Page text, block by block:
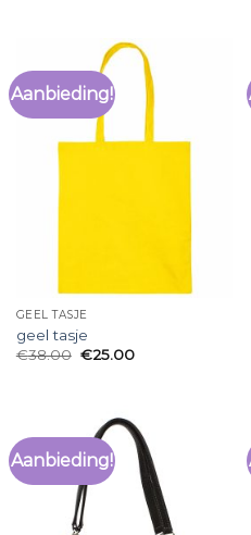
Aanbieding!
GEEL TASJE
geel tasje
€38.00 €25.00
Aanbieding!